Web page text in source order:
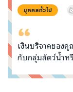
นโยบายความเป็นส่วนตัว
ภาษา: ไทย
บุคคลทั่วไป
เงินบริจาคของ
กับกลุ่มสัตว์น้ำห